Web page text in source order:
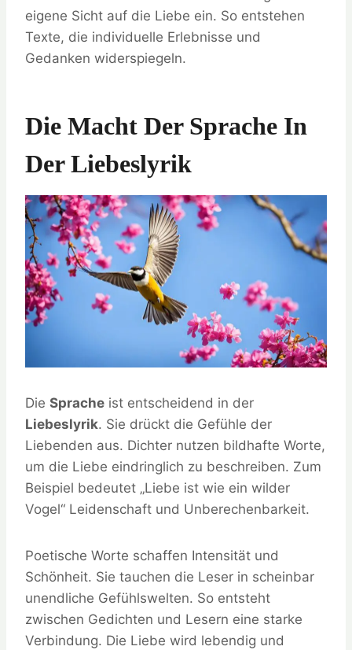
eigene Sicht auf die Liebe ein. So entstehen
Texte, die individuelle Erlebnisse und
Gedanken widerspiegeln.
Die Macht Der Sprache In
Der Liebeslyrik
Die Sprache ist entscheidend in der
Liebeslyrik. Sie drückt die Gefühle der
Liebenden aus. Dichter nutzen bildhafte Worte,
um die Liebe eindringlich zu beschreiben. Zum
Beispiel bedeutet „Liebe ist wie ein wilder
Vogel“ Leidenschaft und Unberechenbarkeit.
Poetische Worte schaffen Intensität und
Schönheit. Sie tauchen die Leser in scheinbar
unendliche Gefühlswelten. So entsteht
zwischen Gedichten und Lesern eine starke
Verbindung. Die Liebe wird lebendig und